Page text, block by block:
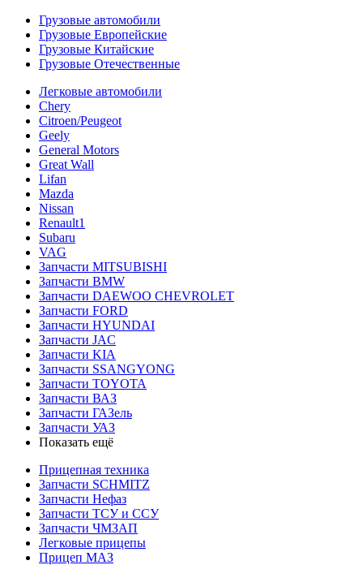
Грузовые автомобили
Грузовые Европейские
Грузовые Китайские
Грузовые Отечественные
Легковые автомобили
Chery
Citroen/Peugeot
Geely
General Motors
Great Wall
Lifan
Mazda
Nissan
Renault1
Subaru
VAG
Запчасти MITSUBISHI
Запчасти BMW
Запчасти DAEWOO CHEVROLET
Запчасти FORD
Запчасти HYUNDAI
Запчасти JAC
Запчасти KIA
Запчасти SSANGYONG
Запчасти TOYOTA
Запчасти ВАЗ
Запчасти ГАЗель
Запчасти УАЗ
Показать ещё
Прицепная техника
Запчасти SCHMITZ
Запчасти Нефаз
Запчасти ТСУ и ССУ
Запчасти ЧМЗАП
Легковые прицепы
Прицеп МАЗ